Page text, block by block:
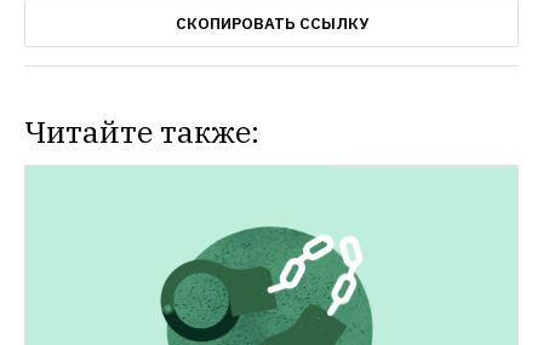
СКОПИРОВАТЬ ССЫЛКУ
Читайте также: